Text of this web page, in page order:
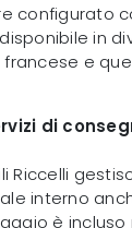
configurato
in
francese e
di
Riccelli
interno
è